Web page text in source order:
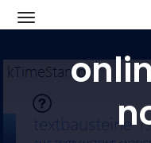
Zum
InhaltSchalte